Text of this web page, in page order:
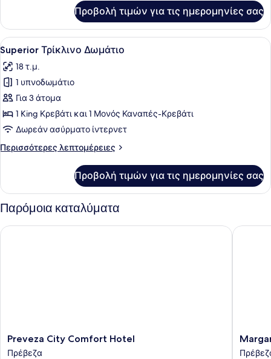
Σουίτα
Προβολή τιμών για τις ημερομηνίες σας
Προβολή
όλων
των
φωτογραφιών
για
Superior
Τρίκλινο
Δωμάτιο
Ένα υπνοδωμάτιο με ένα μεγάλο
6
Superior Τρίκλινο Δωμάτιο
18 τ.μ.
1 υπνοδωμάτιο
Για 3 άτομα
1 King Κρεβάτι και 1 Μονός Καναπές-Κρεβάτι
Δωρεάν ασύρματο ίντερνετ
Περισσότερες λεπτομέρειες
Περισσότερες
Τρίκλινο
Δωμάτιο
Προβολή τιμών για τις ημερομηνίες σας
Παρόμοια καταλύματα
Preveza
City
Preveza City Comfort Hotel
Πρέβεζα
Preveza City Comfort Hotel
Royal